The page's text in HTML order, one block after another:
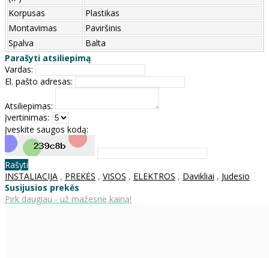
Korpusas
Plastikas
Montavimas
Paviršinis
Spalva
Balta
Parašyti atsiliepimą
Vardas:
El. pašto adresas:
Atsiliepimas:
Įvertinimas:
Įveskite saugos kodą:
Rašyti
INSTALIACIJA , PREKĖS , VISOS , ELEKTROS , Davikliai , Judesio
Susijusios prekės
Pirk daugiau - už mažesnę kainą!